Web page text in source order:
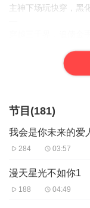
主神下场玩快穿，黑
穿越三千界，追债金
的禁欲总裁……
然而每一次，男人总
颜妩：“原来，这就是
男人只优雅地甩出了
“当然，比起宝贝总
而她颤抖着身子……
（主神快穿...
节目(181)
我会是你未来的爱
284 03:57
漫天星光不如你1
188 04:49